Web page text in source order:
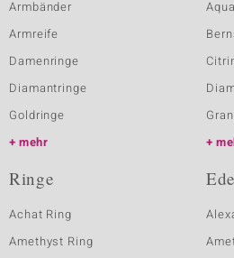
Armbänder
Armreife
Damenringe
Diamantringe
Goldringe
mehr
Ringe
Achat Ring
Amethyst Ring